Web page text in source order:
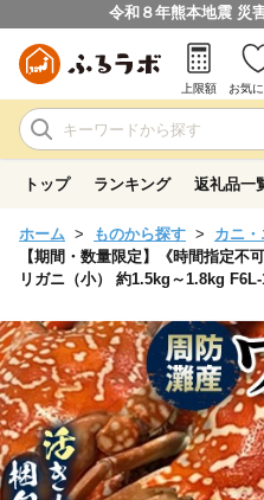
令和８年熊本地震 災
上限額 お気
トップ ランキング 返礼品一
ホーム ものから探す カニ
【期間・数量限定】《時間指定不
リガニ（小） 約1.5kg～1.8kg F6L-